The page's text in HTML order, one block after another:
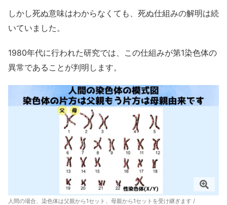
しかし死ぬ意味はわからなくても、死ぬ仕組みの解明は続
いていました。
1980年代に行われた研究では、この仕組みが第1染色体の
異常であることが判明します。
人間の場合、染色体は父親から1セット、母親から1セットを受け継ぎます /